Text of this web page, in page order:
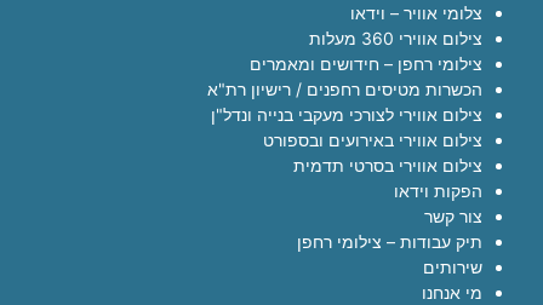
צלומי אוויר – וידאו
צילום אווירי 360 מעלות
צילומי רחפן – חידושים ומאמרים
הכשרות מטיסים רחפנים / רישיון רת"א
צילום אווירי לצורכי מעקבי בנייה ונדל"ן
צילום אווירי באירועים ובספורט
צילום אווירי בסרטי תדמית
הפקות וידאו
צור קשר
תיק עבודות – צילומי רחפן
שירותים
מי אנחנו